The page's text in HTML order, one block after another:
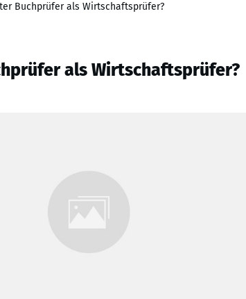
Buchprüfer als Wirtschaftsprüfer?
als Wirtschaftsprüfer?